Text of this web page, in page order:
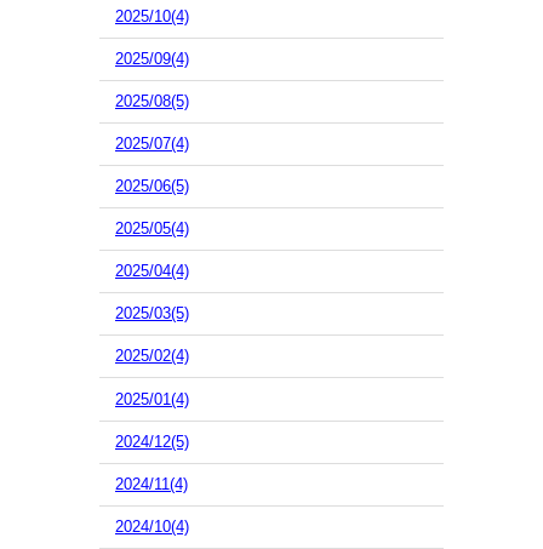
2025/10(4)
2025/09(4)
2025/08(5)
2025/07(4)
2025/06(5)
2025/05(4)
2025/04(4)
2025/03(5)
2025/02(4)
2025/01(4)
2024/12(5)
2024/11(4)
2024/10(4)